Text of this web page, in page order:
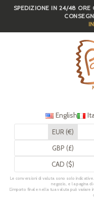
SkipSPEDIZIONE IN 24/48 ORE
English
EUR (€)
GBP (£)
CAD ($)
Le conversioni di valuta sono solo
negozio, e la pagina
L’importo finale nella tua valuta può